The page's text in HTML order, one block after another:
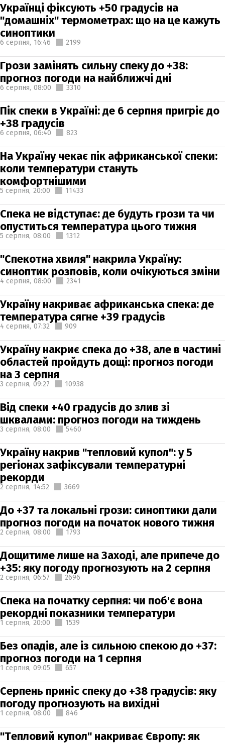
Українці фіксують +50 градусів на
"домашніх" термометрах: що на це кажуть
синоптики
6 серпня, 16:46 2199
Грози замінять сильну спеку до +38:
прогноз погоди на найближчі дні
6 серпня, 08:00 3310
Пік спеки в Україні: де 6 серпня пригріє до
+38 градусів
6 серпня, 06:40 823
На Україну чекає пік африканської спеки:
коли температури стануть
комфортнішими
5 серпня, 20:00 11433
Спека не відступає: де будуть грози та чи
опуститься температура цього тижня
5 серпня, 08:00 1312
"Спекотна хвиля" накрила Україну:
синоптик розповів, коли очікуються зміни
4 серпня, 08:00 2341
Україну накриває африканська спека: де
температура сягне +39 градусів
4 серпня, 07:32 909
Україну накриє спека до +38, але в частині
областей пройдуть дощі: прогноз погоди
на 3 серпня
3 серпня, 09:27 10938
Від спеки +40 градусів до злив зі
шквалами: прогноз погоди на тиждень
3 серпня, 08:00 5460
Україну накрив "тепловий купол": у 5
регіонах зафіксували температурні
рекорди
2 серпня, 14:52 3669
До +37 та локальні грози: синоптики дали
прогноз погоди на початок нового тижня
2 серпня, 08:00 1793
Дощитиме лише на Заході, але припече до
+35: яку погоду прогнозують на 2 серпня
2 серпня, 06:57 2696
Спека на початку серпня: чи поб'є вона
рекордні показники температури
1 серпня, 20:00 1539
Без опадів, але із сильною спекою до +37:
прогноз погоди на 1 серпня
1 серпня, 09:05 657
Серпень приніс спеку до +38 градусів: яку
погоду прогнозують на вихідні
1 серпня, 08:00 846
"Тепловий купол" накриває Європу: як